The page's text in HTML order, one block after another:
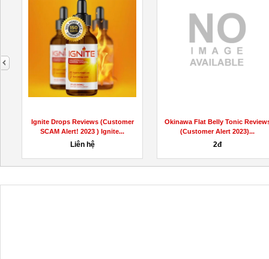
Belly Tonic Reviews
Alert 2023)...
Ignite Drops Reviews (Customer
SCAM Alert! 2023 ) Ignite...
Okinawa
next